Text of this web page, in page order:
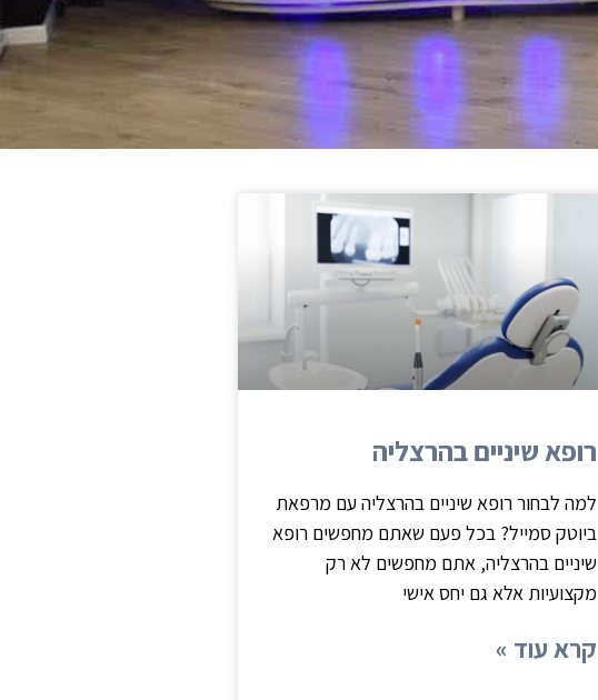
רופא שיניים בהרצליה
למה לבחור רופא שיניים בהרצליה עם מרפאת
ביוטק סמייל? בכל פעם שאתם מחפשים רופא
שיניים בהרצליה, אתם מחפשים לא רק
מקצועיות אלא גם יחס אישי
קרא עוד »